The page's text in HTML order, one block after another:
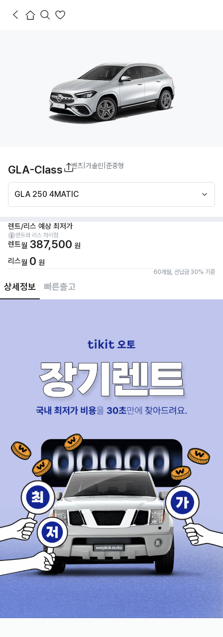
상세정보 빠른출고
GLA-Class 벤츠 가솔린 준중형
GLA 250 4MATIC
렌트/리스 예상 최저가
렌트와 리스 차이점
렌트월 387,500 원
리스월 0 원
60개월, 선납금 30% 기준